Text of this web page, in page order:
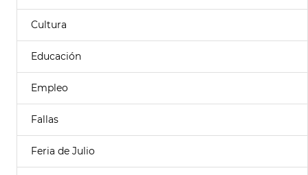
Cultura
Educación
Empleo
Fallas
Feria de Julio